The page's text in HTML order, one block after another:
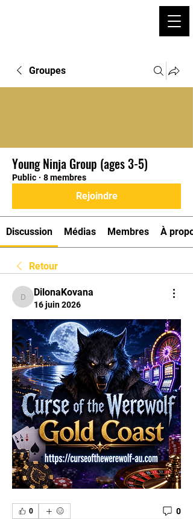
Groupes
Young Ninja Group (ages 3-5)
Public · 8 membres
Rejoindre
Discussion Médias Membres À
Retour
DilonaKovana
DilonaKovana
16 juin 2026
0 0